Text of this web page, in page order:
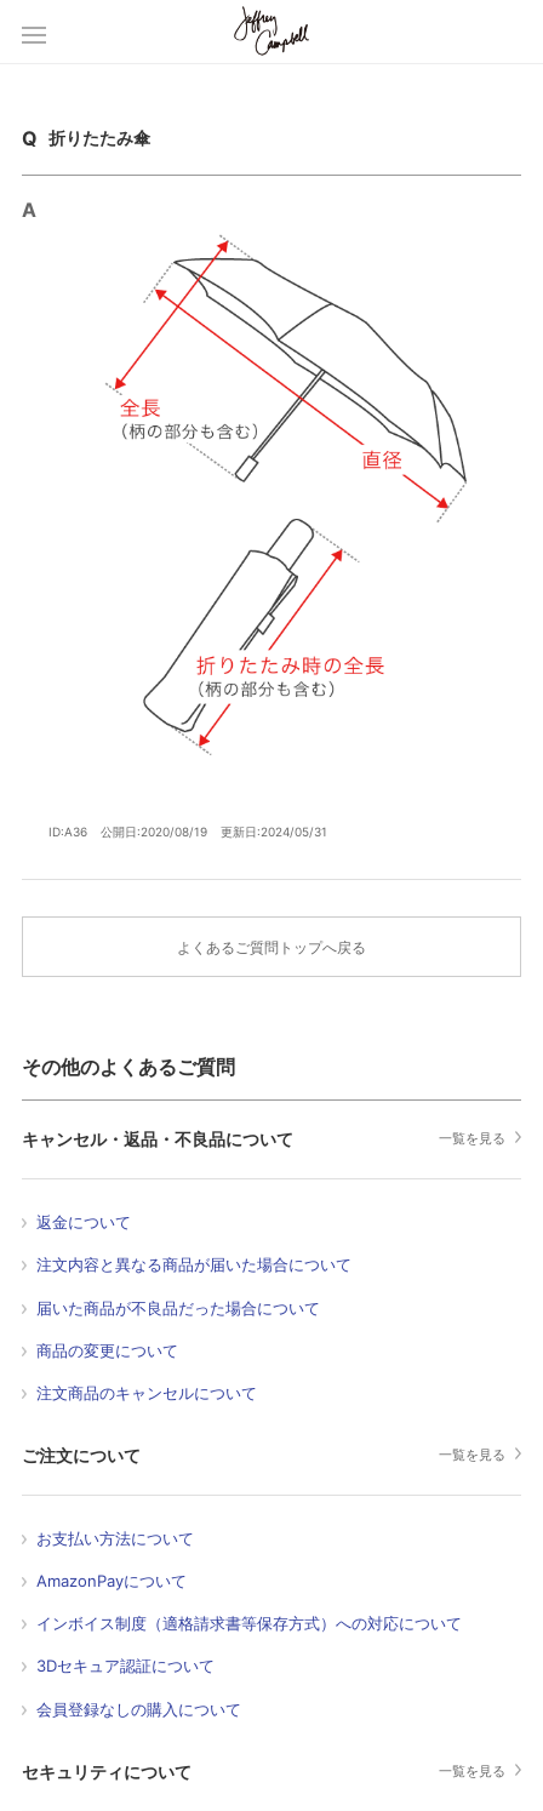
折りたたみ傘
ID:A36 公開日:2020/08/19 更新日:2024/05/31
よくあるご質問トップへ戻る
その他のよくあるご質問
キャンセル・返品・不良品について 一覧を見る
返金について
注文内容と異なる商品が届いた場合について
届いた商品が不良品だった場合について
商品の変更について
注文商品のキャンセルについて
ご注文について 一覧を見る
お支払い方法について
AmazonPayについて
インボイス制度（適格請求書等保存方式）への対応について
3Dセキュア認証について
会員登録なしの購入について
セキュリティについて 一覧を見る